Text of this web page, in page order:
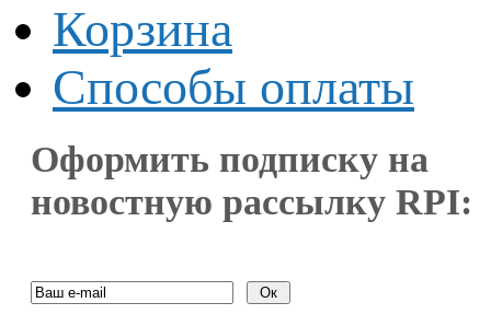
Корзина
Способы оплаты
Оформить подписку на
новостную рассылку RPI: